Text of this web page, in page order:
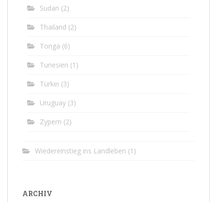
Sudan (2)
Thailand (2)
Tonga (6)
Tunesien (1)
Türkei (3)
Uruguay (3)
Zypern (2)
Wiedereinstieg ins Landleben (1)
ARCHIV